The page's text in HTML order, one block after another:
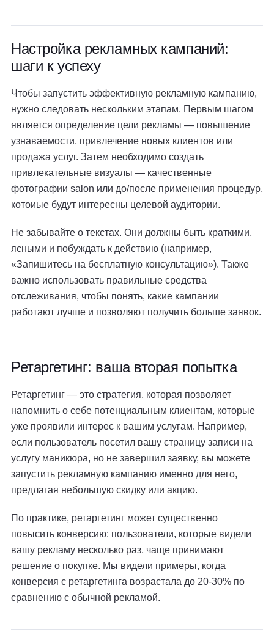
Настройка рекламных кампаний:
шаги к успеху
Чтобы запустить эффективную рекламную кампанию,
нужно следовать нескольким этапам. Первым шагом
является определение цели рекламы — повышение
узнаваемости, привлечение новых клиентов или
продажа услуг. Затем необходимо создать
привлекательные визуалы — качественные
фотографии salon или до/после применения процедур,
котоиые будут интересны целевой аудитории.
Не забывайте о текстах. Они должны быть краткими,
ясными и побуждать к действию (например,
«Запишитесь на бесплатную консультацию»). Также
важно использовать правильные средства
отслеживания, чтобы понять, какие кампании
работают лучше и позволяют получить больше заявок.
Ретаргетинг: ваша вторая попытка
Ретаргетинг — это стратегия, которая позволяет
напомнить о себе потенциальным клиентам, которые
уже проявили интерес к вашим услугам. Например,
если пользователь посетил вашу страницу записи на
услугу маникюра, но не завершил заявку, вы можете
запустить рекламную кампанию именно для него,
предлагая небольшую скидку или акцию.
По практике, ретаргетинг может существенно
повысить конверсию: пользователи, которые видели
вашу рекламу несколько раз, чаще принимают
решение о покупке. Мы видели примеры, когда
конверсия с ретаргетинга возрастала до 20-30% по
сравнению с обычной рекламой.